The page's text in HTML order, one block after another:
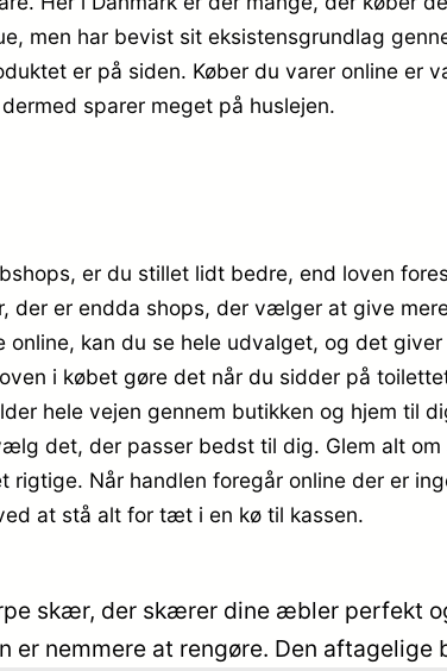
men har bevist sit eksistensgrundlag
er på siden. Køber du varer online er
sparer meget på huslejen.
er du stillet lidt bedre, end loven
der er endda shops, der vælger at give
kan du se hele udvalget, og det
i købet gøre det når du sidder på
hele vejen gennem butikken og hjem til
det, der passer bedst til dig. Glem alt
Når handlen foregår online der er
at stå alt for tæt i en kø til kassen.
skær, der skærer dine æbler perfekt
nemmere at rengøre. Den aftagelige